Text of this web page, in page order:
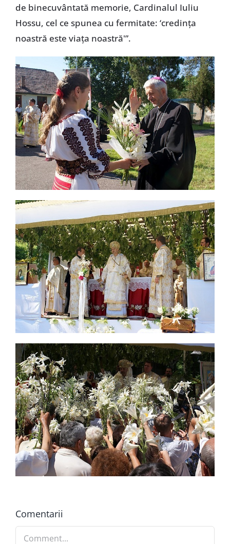
de binecuvântată memorie, Cardinalul Iuliu
Hossu, cel ce spunea cu fermitate: ‘credinţa
noastră este viaţa noastră'”.
Comentarii
Comment